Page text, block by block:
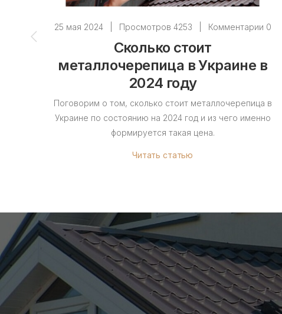
25 мая 2024 Просмотров 4253 Комментарии 0
Сколько стоит
металлочерепица в Украине в
2024 году
Поговорим о том, сколько стоит металлочерепица в
Украине по состоянию на 2024 год и из чего именно
формируется такая цена.
Читать статью